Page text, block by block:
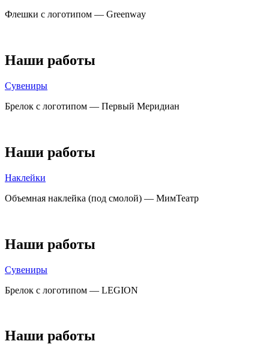
Флешки с логотипом — Greenway
Наши работы
Сувениры
Брелок с логотипом — Первый Меридиан
Наши работы
Наклейки
Объемная наклейка (под смолой) — МимТеатр
Наши работы
Сувениры
Брелок с логотипом — LEGION
Наши работы